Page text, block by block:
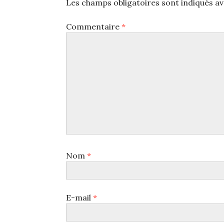
Les champs obligatoires sont indiqués
Commentaire *
Nom *
E-mail *